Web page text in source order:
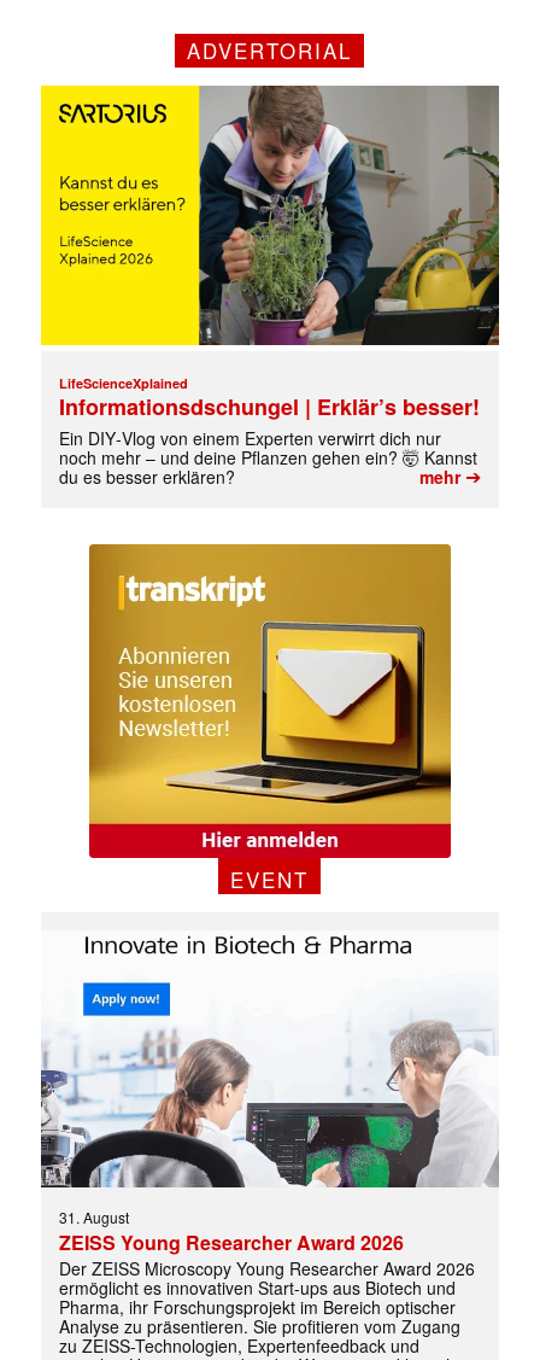
✕
ADVERTORIAL
LifeScienceXplained
Informationsdschungel | Erklär’s besser!
Ein DIY‑Vlog von einem Experten verwirrt dich nur
noch mehr – und deine Pflanzen gehen ein? 🤯 Kannst
du es besser erklären?
mehr➔
EVENT
31. August
ZEISS Young Researcher Award 2026
Der ZEISS Microscopy Young Researcher Award 2026
ermöglicht es innovativen Start-ups aus Biotech und
Pharma, ihr Forschungsprojekt im Bereich optischer
Analyse zu präsentieren. Sie profitieren vom Zugang
zu ZEISS-Technologien, Expertenfeedback und